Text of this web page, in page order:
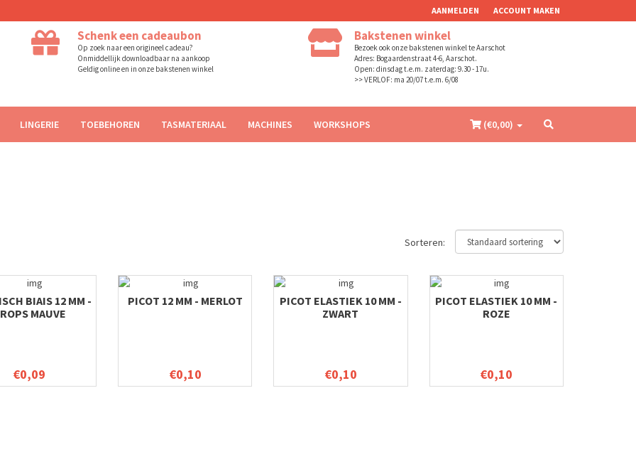
AANMELDEN ACCOUNT MAKEN
Schenk een cadeaubon
Op zoek naar een origineel cadeau?
Onmiddellijk downloadbaar na aankoop
Geldig online en in onze bakstenen winkel
Bakstenen winkel
Bezoek ook onze bakstenen winkel te Aarschot
Adres: Bogaardenstraat 4-6, Aarschot.
Open: dinsdag t.e.m. zaterdag: 9.30 - 17u.
>> VERLOF: ma 20/07 t.e.m. 6/08
LINGERIE TOEBEHOREN TASMATERIAAL MACHINES WORKSHOPS (€0,00)
Sorteren:
BIAIS 12 MM -
MAUVE
€0,09
PICOT 12 MM - MERLOT
€0,10
PICOT ELASTIEK 10 MM -
ZWART
€0,10
PICOT ELASTIEK 10 MM -
ROZE
€0,10